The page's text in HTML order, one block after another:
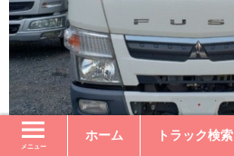
メニュー
ホーム トラック検索